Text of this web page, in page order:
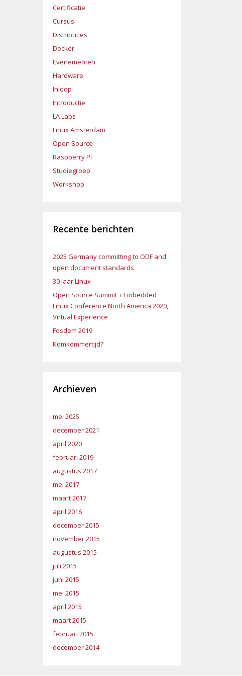
Certificatie
Cursus
Distributies
Docker
Evenementen
Hardware
Inloop
Introductie
LA Labs
Linux Amsterdam
Open Source
Raspberry Pi
Studiegroep
Workshop
Recente berichten
2025 Germany committing to ODF and
open document standards
30 jaar Linux
Open Source Summit + Embedded
Linux Conference North America 2020,
Virtual Experience
Fosdem 2019
Komkommertijd?
Archieven
mei 2025
december 2021
april 2020
februari 2019
augustus 2017
mei 2017
maart 2017
april 2016
december 2015
november 2015
augustus 2015
juli 2015
juni 2015
mei 2015
april 2015
maart 2015
februari 2015
december 2014